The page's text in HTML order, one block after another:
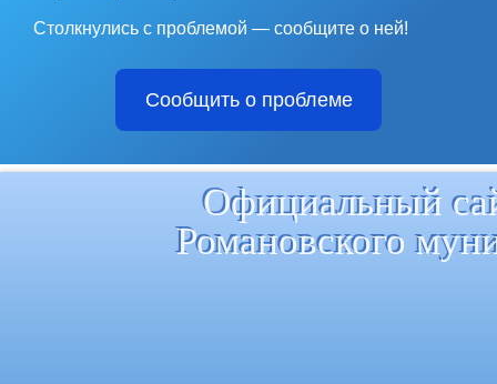
Столкнулись с проблемой — сообщите о ней!
Сообщить о проблеме
Официальный
Романовского